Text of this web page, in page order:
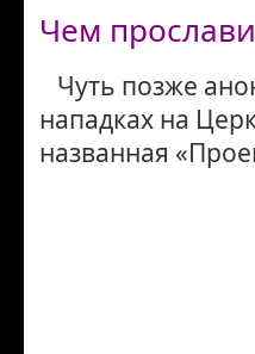
Чем
Чуть позже
нападках на
названная